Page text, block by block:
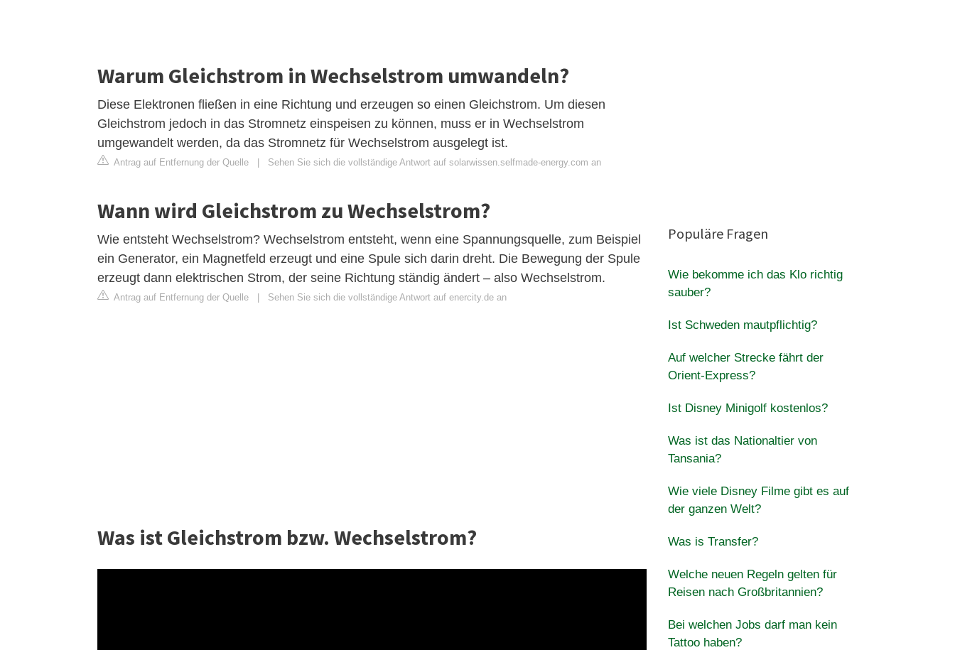
Warum Gleichstrom in Wechselstrom umwandeln?
Diese Elektronen fließen in eine Richtung und erzeugen so einen Gleichstrom. Um diesen
Gleichstrom jedoch in das Stromnetz einspeisen zu können, muss er in Wechselstrom
umgewandelt werden, da das Stromnetz für Wechselstrom ausgelegt ist.
Antrag auf Entfernung der Quelle Sehen Sie sich die vollständige Antwort auf solarwissen.selfmade-energy.com an
Wann wird Gleichstrom zu Wechselstrom?
Wie entsteht Wechselstrom? Wechselstrom entsteht, wenn eine Spannungsquelle, zum Beispiel
ein Generator, ein Magnetfeld erzeugt und eine Spule sich darin dreht. Die Bewegung der Spule
erzeugt dann elektrischen Strom, der seine Richtung ständig ändert – also Wechselstrom.
Antrag auf Entfernung der Quelle Sehen Sie sich die vollständige Antwort auf enercity.de an
Was ist Gleichstrom bzw. Wechselstrom?
Populäre Fragen
Wie bekomme ich das Klo richtig
sauber?
Ist Schweden mautpflichtig?
Auf welcher Strecke fährt der
Orient-Express?
Ist Disney Minigolf kostenlos?
Was ist das Nationaltier von
Tansania?
Wie viele Disney Filme gibt es auf
der ganzen Welt?
Was is Transfer?
Welche neuen Regeln gelten für
Reisen nach Großbritannien?
Bei welchen Jobs darf man kein
Tattoo haben?